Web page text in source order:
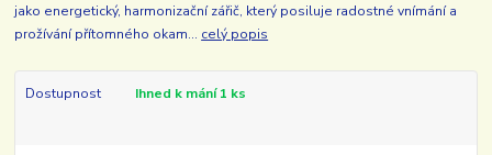
jako energetický, harmonizační zářič, který posiluje radostné vnímání a
prožívání přítomného okam... celý popis
Dostupnost Ihned k mání 1 ks